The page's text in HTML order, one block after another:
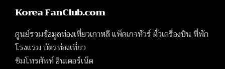
Korea FanClub.com
ศูนย์รวมข้อมูลท่องเที่ยวเกาหลี แพ็คเกจทัวร์ ตั๋วเครื่องบิน ที่พัก
โรงแรม บัตรท่องเที่ยว
ซิมโทรศัพท์ อินเตอร์เน็ต